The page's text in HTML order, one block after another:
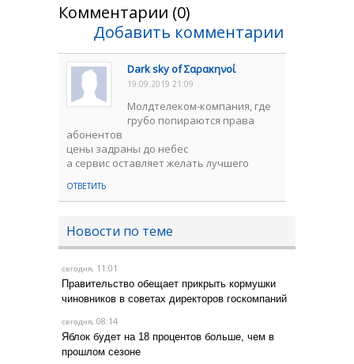
Комментарии (0)
Добавить комментарии
Dark sky of Σαρακηνοί
19.09.2019 21:09
Молдтелеком-компания, где
грубо попираются права
абонентов
цены задраны до небес
а сервис оставляет желать лучшего
ОТВЕТИТЬ
Новости по теме
сегодня, 11:01
Правительство обещает прикрыть кормушки
чиновников в советах директоров госкомпаний
сегодня, 08:14
Яблок будет на 18 процентов больше, чем в
прошлом сезоне